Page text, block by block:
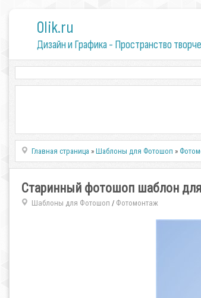
0lik.ru
Дизайн и Графика - Пространство
Главная страница »Шаблоны для Фотошоп »
Старинный фотошоп шаблон
Шаблоны для Фотошоп / Фотомонтаж